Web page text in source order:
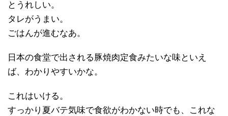
とうれしい。
タレがうまい。
ごはんが進むなあ。
日本の食堂で出される豚焼肉定食みたいな味といえ
ば、わかりやすいかな。
これはいける。
すっかり夏バテ気味で食欲がわかない時でも、これな